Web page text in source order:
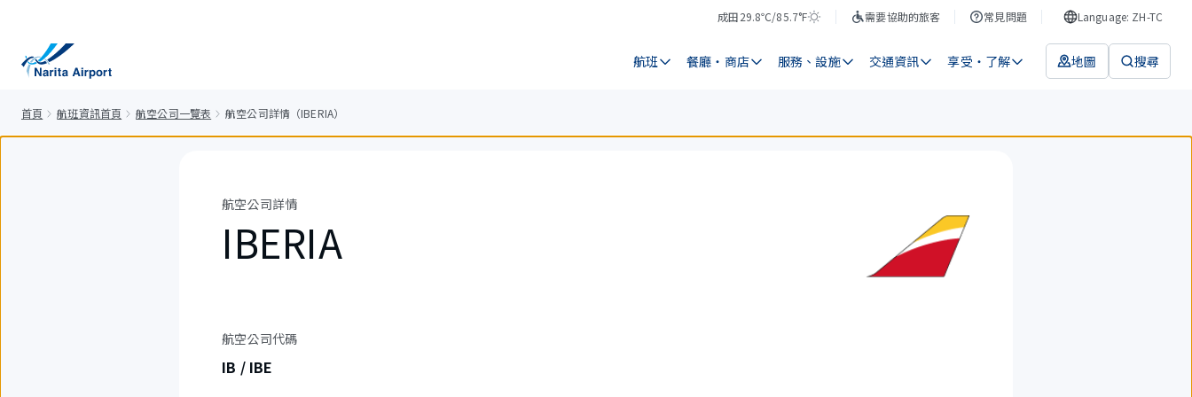
成田
氣
29.8℃/85.7°F
天
需要協助的旅客 常見問題 Language: ZH-TC
航班 餐廳・商店 服務、設施 交通資訊 享受・了解 地圖 搜尋
首頁 航班資訊首頁 航空公司一覽表 航空公司詳情（IBERIA）
航空公司詳情
IBERIA
航空公司代碼
IB / IBE